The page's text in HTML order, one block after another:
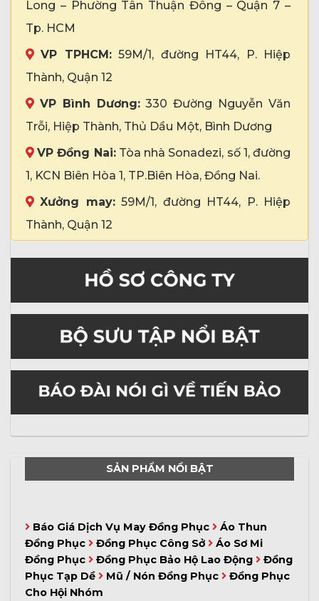
Long – Phường Tân Thuận Đông – Quận 7 –
Tp. HCM
VP TPHCM:59M/1, đường HT44, P. Hiệp
Thành, Quận 12
VP Bình Dương:330 Đường Nguyễn Văn
Trỗi, Hiệp Thành, Thủ Dầu Một, Bình Dương
VP Đồng Nai:Tòa nhà Sonadezi, số 1, đường
1, KCN Biên Hòa 1, TP.Biên Hòa, Đồng Nai.
Xưởng may:59M/1, đường HT44, P. Hiệp
Thành, Quận 12
SẢN PHẨM NỔI BẬT
Báo Giá Dịch Vụ May Đồng Phục
Áo Thun
Đồng Phục
Đồng Phục Công Sở
Áo Sơ Mi
Đồng Phục
Đồng Phục Bảo Hộ Lao Động
Đồng
Phục Tạp Dề
Mũ / Nón Đồng Phục
Đồng Phục
Cho Hội Nhóm